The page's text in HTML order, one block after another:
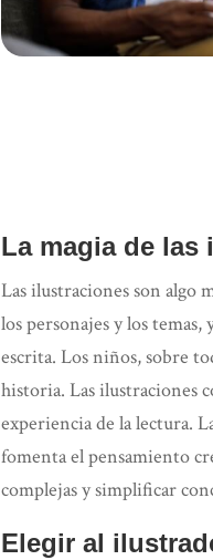
La magia de las
Las ilustraciones son algo
los personajes y los
escrita. Los niños, sobre
historia. Las ilustraciones
experiencia de la lectura.
fomenta el pensamiento
complejas y simplificar
Elegir al